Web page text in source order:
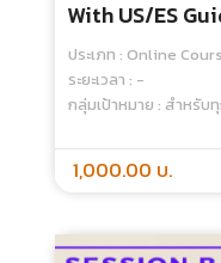
With US/ES
Concept
ประเภท : Online
ระยะเวลา : -
กลุ่มเป้าหมาย : สำหรับ
1,000.00 บ.